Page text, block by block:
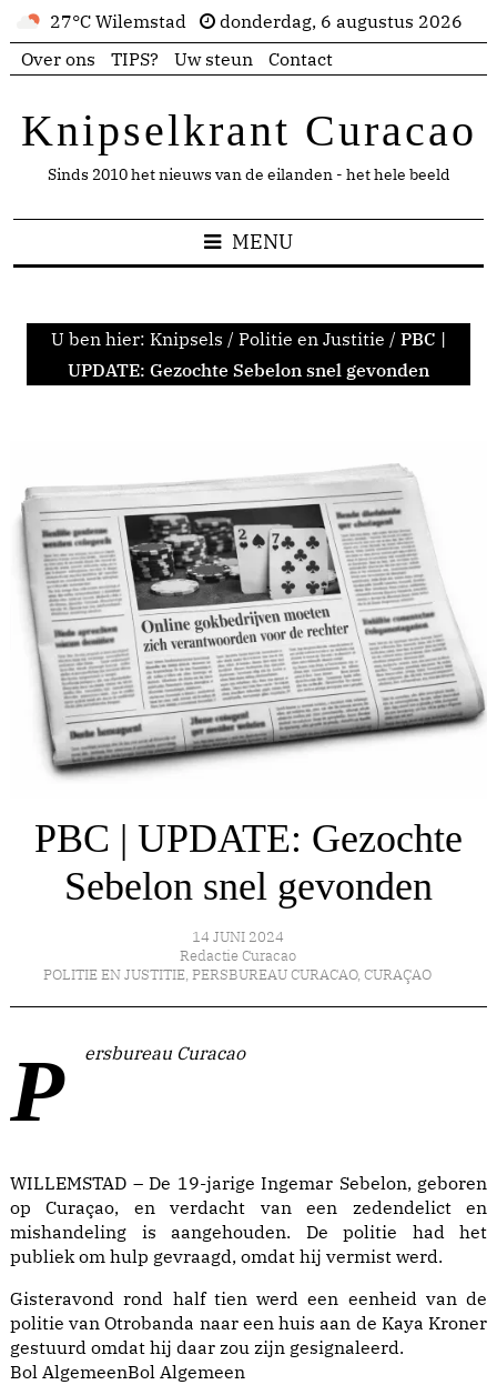
27°C Wilemstad
donderdag, 6 augustus 2026
Over ons
TIPS? Uw steun Contact
Knipselkrant Curacao
Sinds 2010 het nieuws van de eilanden - het hele beeld
MENU
U ben hier: Knipsels / Politie en Justitie / PBC |
UPDATE: Gezochte Sebelon snel gevonden
PBC | UPDATE: Gezochte
Sebelon snel gevonden
14 JUNI 2024
Redactie Curacao
POLITIE EN JUSTITIE, PERSBUREAU CURACAO, CURAÇAO
Persbureau Curacao
WILLEMSTAD – De 19-jarige Ingemar Sebelon, geboren
op Curaçao, en verdacht van een zedendelict en
mishandeling is aangehouden. De politie had het
publiek om hulp gevraagd, omdat hij vermist werd.
Gisteravond rond half tien werd een eenheid van de
politie van Otrobanda naar een huis aan de Kaya Kroner
gestuurd omdat hij daar zou zijn gesignaleerd.
Bol AlgemeenBol Algemeen